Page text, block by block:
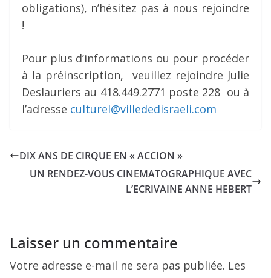
obligations), n’hésitez pas à nous rejoindre
!
Pour plus d’informations ou pour procéder
à la préinscription, veuillez rejoindre Julie
Deslauriers au 418.449.2771 poste 228 ou à
l’adresse culturel@villededisraeli.com
DIX ANS DE CIRQUE EN « ACCION »
UN RENDEZ-VOUS CINEMATOGRAPHIQUE AVEC
L’ECRIVAINE ANNE HEBERT
Laisser un commentaire
Votre adresse e-mail ne sera pas publiée. Les